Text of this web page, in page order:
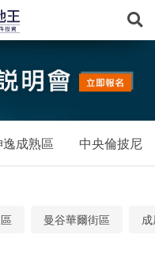
成熟區 中央倫披尼
曼谷華爾街區